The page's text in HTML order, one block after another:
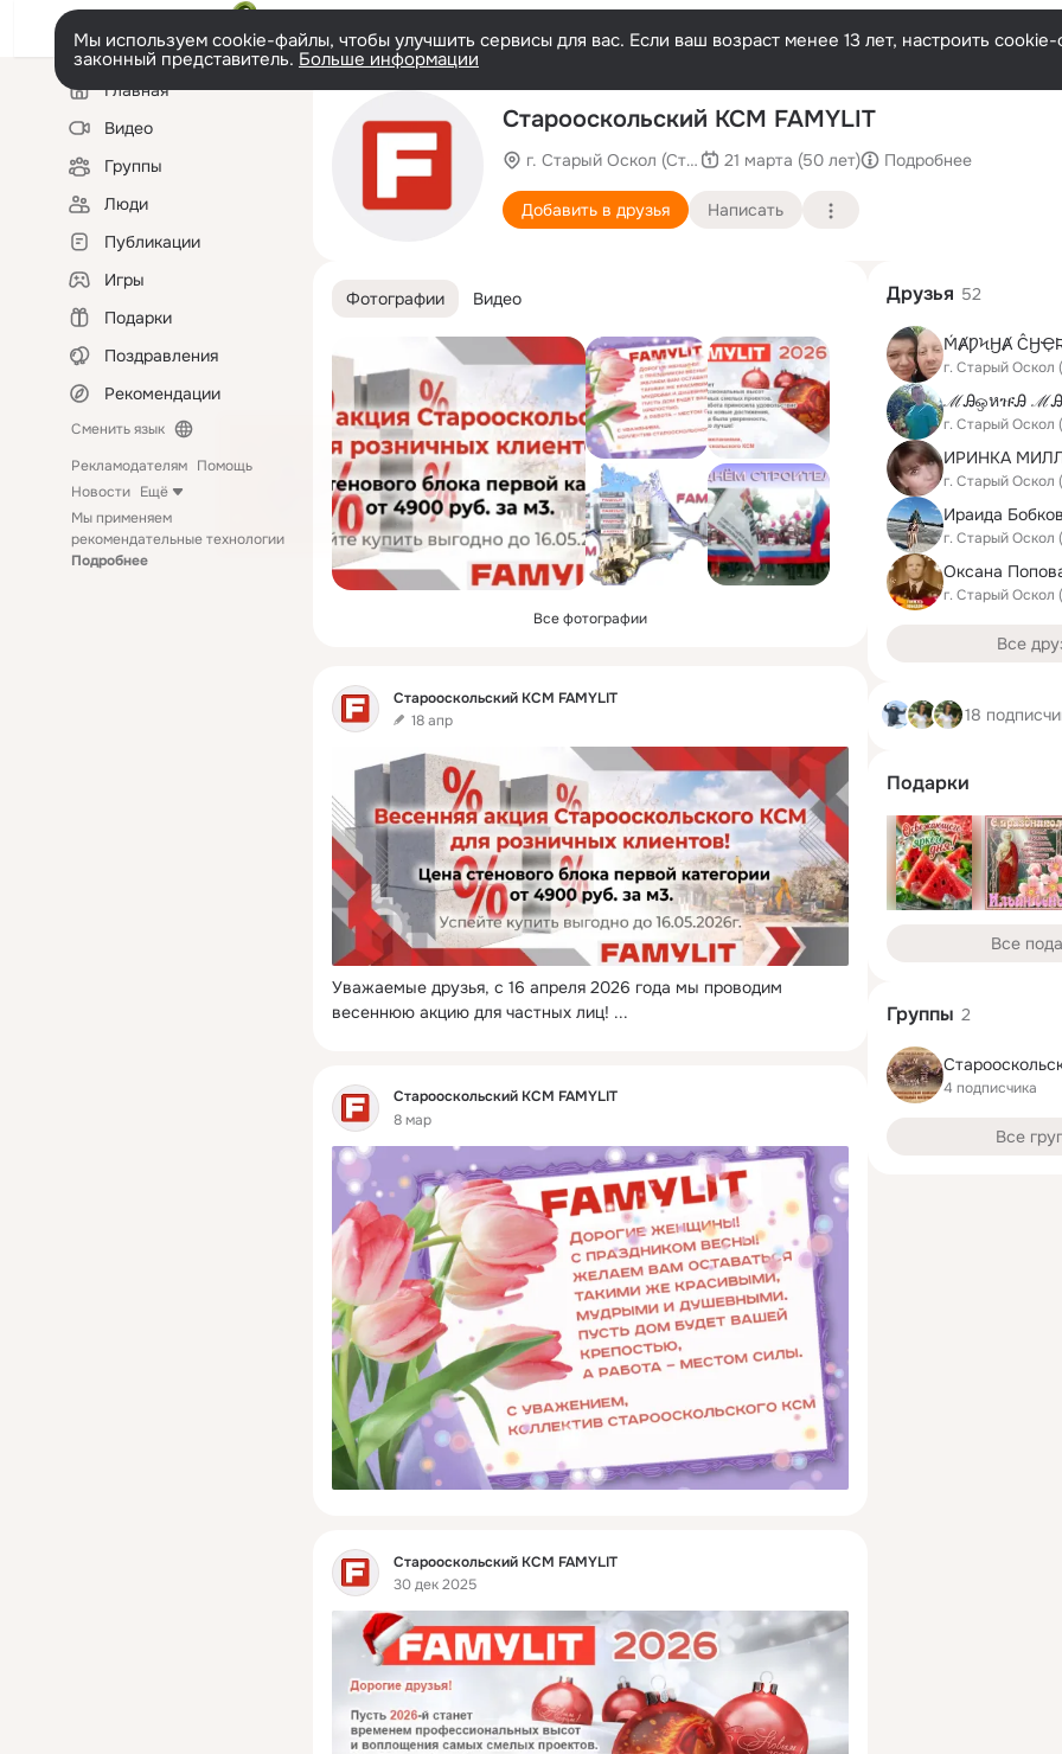
Мы используем cookie-файлы, чтобы улучшить сервисы для вас. Если ваш возраст менее 13 лет, настроить
законный представитель. Больше информации
Левая
колонкаГлавная
Видео
Группы
Люди
Публикации
Игры
Подарки
Поздравления
Рекомендации
Сменить язык
Рекламодателям Помощь
Новости Ещё
Мы применяем
рекомендательные технологии
Подробнее
Старооскольский КСМ FAMYLIT
г. Старый Оскол (Старооскольский район)
21 марта (50 лет) Подробнее
Добавить в друзья Написать
Фотографии Видео
Все фотографии
Фид
Старооскольский КСМ FAMYLIT
18 апр
Уважаемые друзья, с 16 апреля 2026 года мы проводим
весеннюю акцию для частных лиц! ...
Фид
Старооскольский КСМ FAMYLIT
8 мар
Фид
Старооскольский КСМ FAMYLIT
30 дек 2025
Друзья 52
г. Старый Оскол
ℳᎯஒหዡᎯ
г. Старый Оскол
г. Старый Оскол
г. Старый Оскол
Оксана
г. Старый Оскол
Все
18
Подарки
Все
Группы 2
4 подписчика
Все